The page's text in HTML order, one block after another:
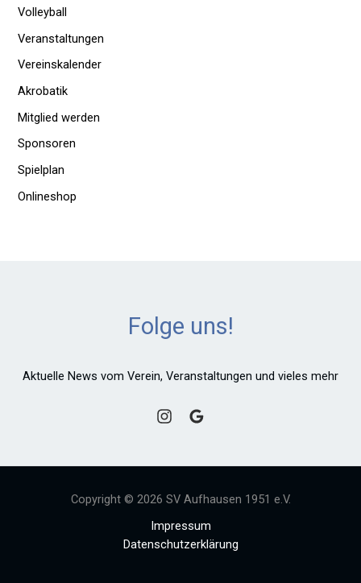
Volleyball
Veranstaltungen
Vereinskalender
Akrobatik
Mitglied werden
Sponsoren
Spielplan
Onlineshop
Folge uns!
Aktuelle News vom Verein, Veranstaltungen und vieles mehr
Copyright © 2026 SV Aufhausen 1951 e.V.
Impressum
Datenschutzerklärung